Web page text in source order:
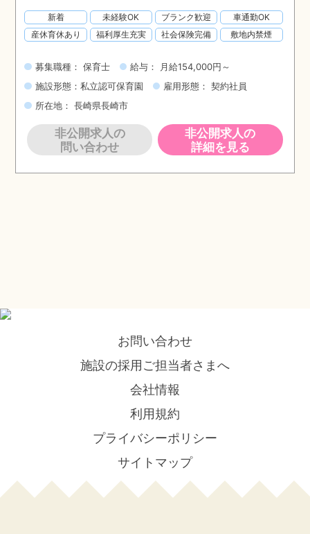
新着 未経験OK ブランク歓迎
車通勤OK
産休育休あり
福利厚生充実 社会保険完備 敷地内禁煙
募集職種： 保育士
給与： 月給154,000円～
施設形態：私立認可保育園
雇用形態： 契約社員
所在地： 長崎県長崎市
非公開求人の
問い合わせ
非公開求人の
詳細を見る
お問い合わせ
施設の採用ご担当者さまへ
会社情報
利用規約
プライバシーポリシー
サイトマップ